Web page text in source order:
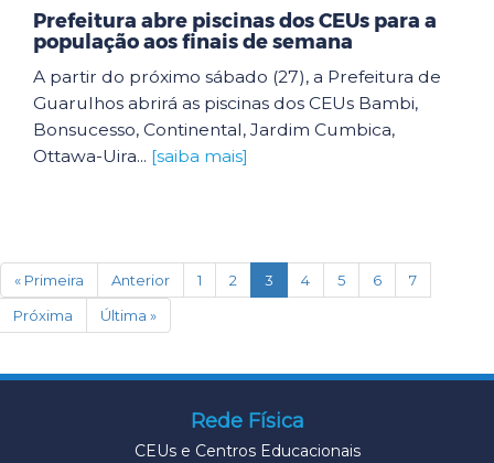
Prefeitura abre piscinas dos CEUs para a
população aos finais de semana
A partir do próximo sábado (27), a Prefeitura de
Guarulhos abrirá as piscinas dos CEUs Bambi,
Bonsucesso, Continental, Jardim Cumbica,
Ottawa-Uira... [saiba mais]
« Primeira Anterior 1 2 3 (current)
4 5 6
7
Próxima
Última »
Rede Física
CEUs e Centros Educacionais